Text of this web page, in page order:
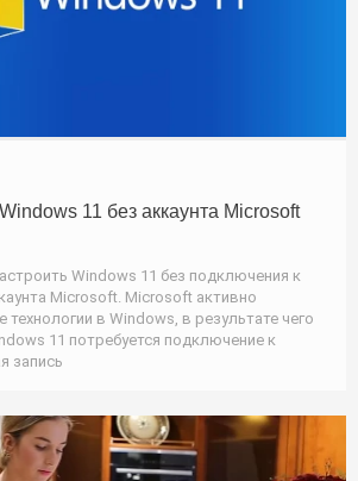
11 без аккаунта Microsoft
Windows 11 без подключения к
Microsoft. Microsoft активно
в Windows, в результате чего
11 потребуется подключение к
запись